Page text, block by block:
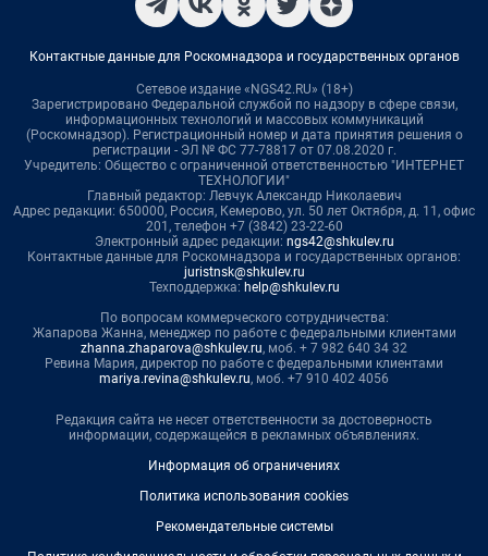
Контактные данные для Роскомнадзора и государственных органов
Сетевое издание «NGS42.RU» (18+)
Зарегистрировано Федеральной службой по надзору в сфере связи,
информационных технологий и массовых коммуникаций
(Роскомнадзор). Регистрационный номер и дата принятия решения о
регистрации - ЭЛ № ФС 77-78817 от 07.08.2020 г.
Учредитель: Общество с ограниченной ответственностью "ИНТЕРНЕТ
ТЕХНОЛОГИИ"
Главный редактор: Левчук Александр Николаевич
Адрес редакции: 650000, Россия, Кемерово, ул. 50 лет Октября, д. 11, офис
201, телефон +7 (3842) 23-22-60
Электронный адрес редакции: ngs42@shkulev.ru
Контактные данные для Роскомнадзора и государственных органов:
juristnsk@shkulev.ru
Техподдержка: help@shkulev.ru
По вопросам коммерческого сотрудничества:
Жапарова Жанна, менеджер по работе с федеральными клиентами
zhanna.zhaparova@shkulev.ru, моб. + 7 982 640 34 32
Ревина Мария, директор по работе с федеральными клиентами
mariya.revina@shkulev.ru, моб. +7 910 402 4056
Редакция сайта не несет ответственности за достоверность
информации, содержащейся в рекламных объявлениях.
Информация об ограничениях
Политика использования cookies
Рекомендательные системы